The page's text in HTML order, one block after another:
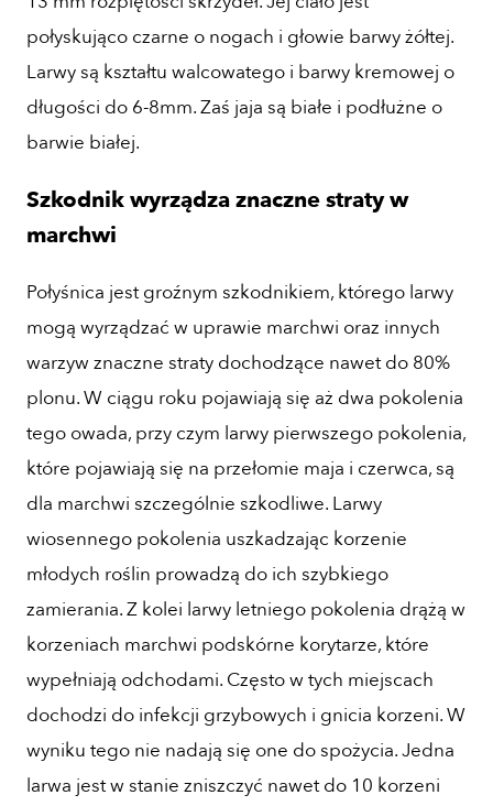
połyskująco czarne o nogach i głowie barwy żółtej.
Larwy są kształtu walcowatego i barwy kremowej o
długości do 6-8mm. Zaś jaja są białe i podłużne o
barwie białej.
Szkodnik wyrządza znaczne straty w
marchwi
Połyśnica jest groźnym szkodnikiem, którego larwy
mogą wyrządzać w uprawie marchwi oraz innych
warzyw znaczne straty dochodzące nawet do 80%
plonu. W ciągu roku pojawiają się aż dwa pokolenia
tego owada, przy czym larwy pierwszego pokolenia,
które pojawiają się na przełomie maja i czerwca, są
dla marchwi szczególnie szkodliwe. Larwy
wiosennego pokolenia uszkadzając korzenie
młodych roślin prowadzą do ich szybkiego
zamierania. Z kolei larwy letniego pokolenia drążą w
korzeniach marchwi podskórne korytarze, które
wypełniają odchodami. Często w tych miejscach
dochodzi do infekcji grzybowych i gnicia korzeni. W
wyniku tego nie nadają się one do spożycia. Jedna
larwa jest w stanie zniszczyć nawet do 10 korzeni